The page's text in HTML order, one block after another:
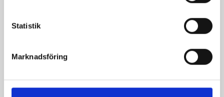
Statistik
Marknadsföring